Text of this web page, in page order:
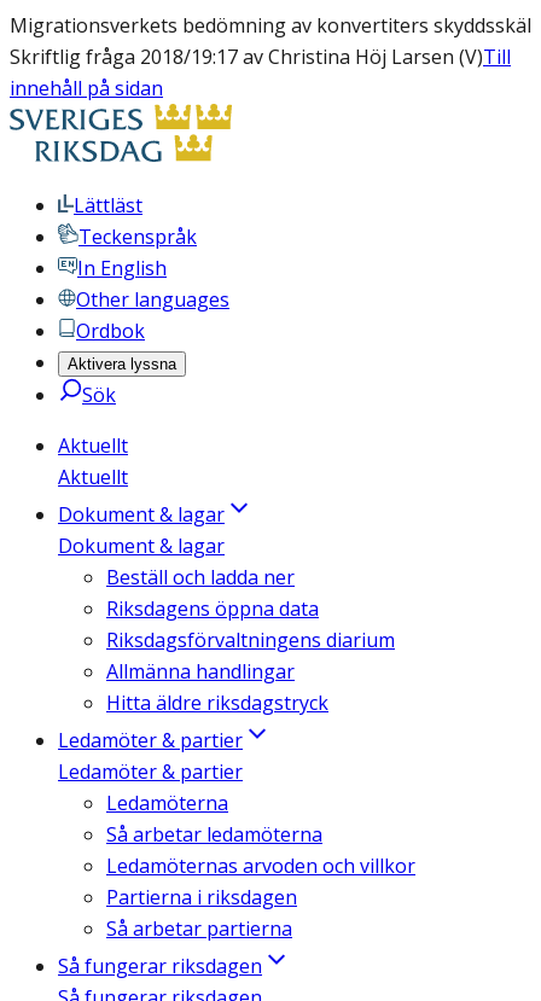
Migrationsverkets bedömning av konvertiters skyddsskäl
Skriftlig fråga 2018/19:17 av Christina Höj Larsen (V)Till
innehåll på sidan
Lättläst
Teckenspråk
In English
Other languages
Ordbok
Aktivera lyssna
Sök
Aktuellt
Aktuellt
Dokument & lagar
Dokument & lagar
Beställ och ladda ner
Riksdagens öppna data
Riksdagsförvaltningens diarium
Allmänna handlingar
Hitta äldre riksdagstryck
Ledamöter & partier
Ledamöter & partier
Ledamöterna
Så arbetar ledamöterna
Ledamöternas arvoden och villkor
Partierna i riksdagen
Så arbetar partierna
Så fungerar riksdagen